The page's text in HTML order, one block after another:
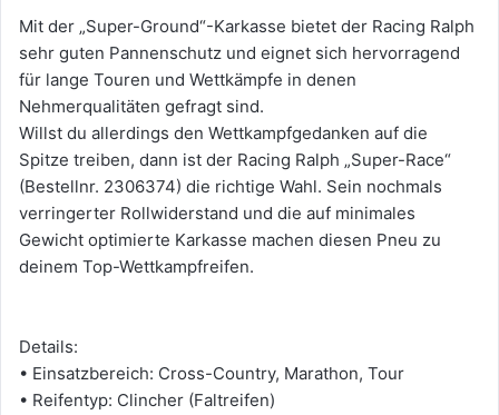
Mit der „Super-Ground“-Karkasse bietet der Racing Ralph
sehr guten Pannenschutz und eignet sich hervorragend
für lange Touren und Wettkämpfe in denen
Nehmerqualitäten gefragt sind.
Willst du allerdings den Wettkampfgedanken auf die
Spitze treiben, dann ist der Racing Ralph „Super-Race“
(Bestellnr. 2306374) die richtige Wahl. Sein nochmals
verringerter Rollwiderstand und die auf minimales
Gewicht optimierte Karkasse machen diesen Pneu zu
deinem Top-Wettkampfreifen.
Details:
• Einsatzbereich: Cross-Country, Marathon, Tour
• Reifentyp: Clincher (Faltreifen)